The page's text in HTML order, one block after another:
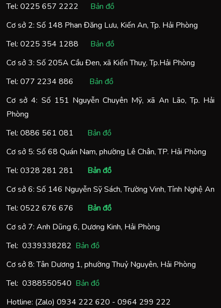
Tel: 0225 657 2222
Bản đồ
Cơ sở 2: Số 148 Phan Đăng Lưu, Kiến An, Tp. Hải Phòng
Tel: 0225 354 1288
Bản đồ
Cơ sở 3: Số 205A Cầu Đen, xã Kiến Thuỵ, Tp.Hải Phòng
Tel: 077 2234 886
Bản đồ
Cơ sở 4: Số 151 Nguyễn Chuyên Mỹ, xã An Lão, Tp. Hải
Phòng
Tel: 0886 561 081
Bản đồ
Cơ sở 5: Số 68 Quán Nam, phường Lê Chân, TP. Hải Phòng
Tel: 0328 281 281
Bản đồ
Cơ sở 6: Số 146 Nguyễn Sỹ Sách, Trường Vinh, Tỉnh Nghệ An
Tel: 0522 676 676
Bản đồ
Cơ sở 7: Anh Dũng 6, Dương Kinh, Hải Phòng
Tel: 0339338282 Bản đồ
Cơ sở 8: Tân Dương 1, phường Thuỷ Nguyên, Hải Phòng
Tel: 0388550540 Bản đồ
Hotline: (Zalo) 0934 222 620 - 0964 299 222